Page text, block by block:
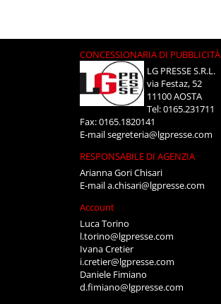
CONCESSIONARIA DI PUBBLICITÀ
LG PRESSE S.R.L.
via Festaz, 52
11100 AOSTA
Tel: 0165.231711
Fax: 0165.1820141
E-mailsegreteria@lgpresse.com
RESPONSABILE DI AGENZIA
Arianna Gori Chisari
E-maila.chisari@lgpresse.com
Account
Luca Torino
l.torino@lgpresse.com
Ivana Cretier
i.cretier@lgpresse.com
Daniele Fimiano
d.fimiano@lgpresse.com